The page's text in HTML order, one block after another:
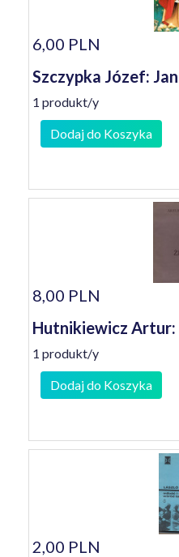
6,00 PLN
Szczypka Józef:
1 produkt/y
Dodaj do Koszyka
8,00 PLN
Hutnikiewicz Artur:
1 produkt/y
Dodaj do Koszyka
2,00 PLN